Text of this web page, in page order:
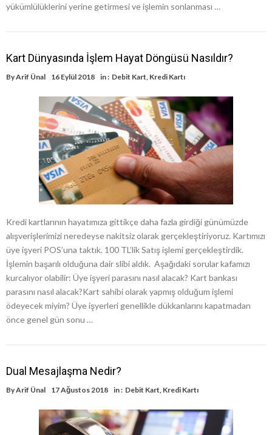
yükümlülüklerini yerine getirmesi ve işlemin sonlanması …
Kart Dünyasında İşlem Hayat Döngüsü Nasıldır?
ByArif Ünal 16 Eylül 2018 in : Debit Kart Kredi Kartı
Kredi kartlarının hayatımıza gittikçe daha fazla girdiği günümüzde
alışverişlerimizi neredeyse nakitsiz olarak gerçekleştiriyoruz. Kartımızı
üye işyeri POS’una taktık. 100 TL’lik Satış işlemi gerçekleştirdik.
İşlemin başarılı olduğuna dair slibi aldık. Aşağıdaki sorular kafamızı
kurcalıyor olabilir: Üye işyeri parasını nasıl alacak? Kart bankası
parasını nasıl alacak?Kart sahibi olarak yapmış olduğum işlemi
ödeyecek miyim? Üye işyerleri genellikle dükkanlarını kapatmadan
önce genel gün sonu …
Dual Mesajlaşma Nedir?
ByArif Ünal 17 Ağustos 2018 in : Debit Kart, Kredi Kartı